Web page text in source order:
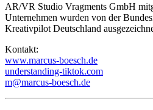
AR/VR Studio Vragments GmbH
Unternehmen wurden von der
Kreativpilot Deutschland
Kontakt:
www.marcus-boesch.de
understanding-tiktok.com
m@marcus-boesch.de